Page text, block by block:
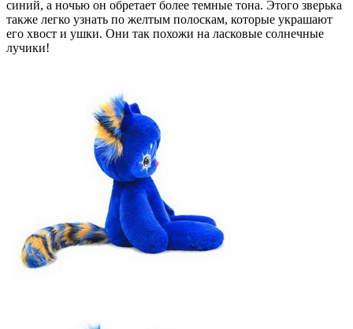
синий, а ночью он обретает более темные тона. Этого зверька
также легко узнать по желтым полоскам, которые украшают
его хвост и ушки. Они так похожи на ласковые солнечные
лучики!